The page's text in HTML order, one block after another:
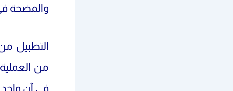
والمضحة
التطبيل
من
في آن